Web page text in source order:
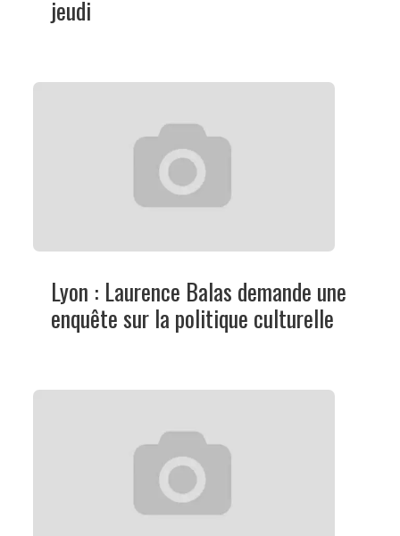
jeudi
Lyon : Laurence Balas demande une
enquête sur la politique culturelle